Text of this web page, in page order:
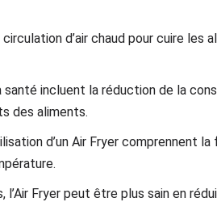
d’air chaud pour cuire les
santé incluent la réduction de la
des aliments.
d’un Air Fryer comprennent
Fryer peut être plus sain en